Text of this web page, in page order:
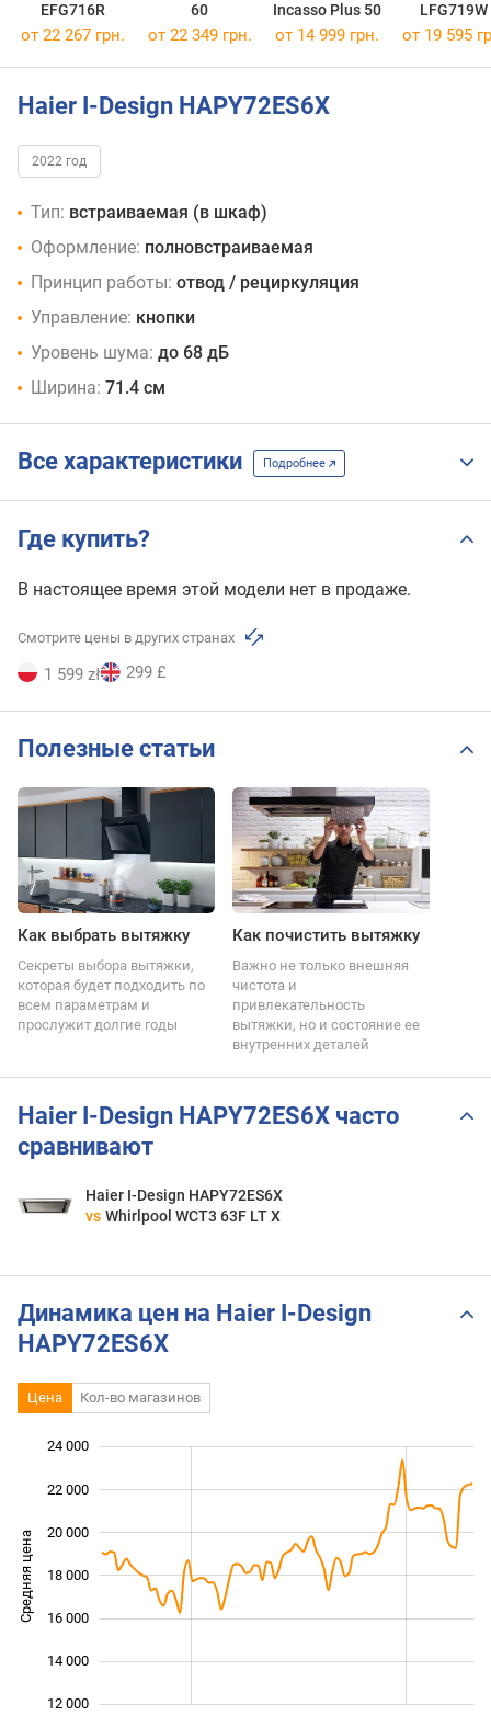
EFG716R
60
Incasso Plus 50
LFG719W
от 22 267 грн. от 22 349 грн. от 14 999 грн. от 19 595
Haier I-Design HAPY72ES6X
2022 год
Тип: встраиваемая (в шкаф)
Оформление: полновстраиваемая
Принцип работы: отвод / рециркуляция
Управление: кнопки
Уровень шума: до 68 дБ
Ширина: 71.4 см
Все характеристики Подробнее
Где купить?
В настоящее время этой модели нет в продаже.
Смотрите цены в других странах
1 599 zł 299 £
Полезные статьи
Как выбрать вытяжку
Секреты выбора вытяжки,
которая будет подходить по
всем параметрам и
прослужит долгие годы
Как почистить вытяжку
Важно не только внешняя
чистота и
привлекательность
вытяжки, но и состояние ее
внутренних деталей
Haier I-Design HAPY72ES6X часто
сравнивают
Haier I-Design HAPY72ES6X
vs Whirlpool WCT3 63F LT X
Динамика цен на Haier I-Design
HAPY72ES6X
Цена Кол-во магазинов
Средняя цена 12 000
12 000
14 000
16 000
18 000
20 000
22 000
24 000